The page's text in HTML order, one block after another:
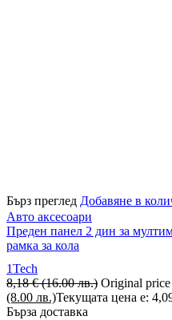
Бърз преглед Добавяне в
Авто аксесоари
Преден панел 2 дин за
рамка за кола
1Tech
8,18€ (16.00 лв.) Original
(8.00 лв.)Текущата цена е:
Бърза доставка